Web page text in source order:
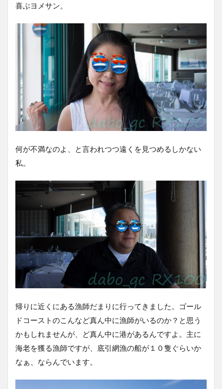
喜ぶヨメサン。
何が不満なのよ、と言われつつ遠くを見つめるしかない
私。
帰りに近くにある漁師だまりに行ってきました。ゴール
ドコーストのこんなど真ん中に漁師がいるのか？と思う
かもしれませんが、ど真ん中に港があるんですよ。主に
海老を獲る漁師ですが、底引網漁の船が１０隻ぐらいか
なぁ、ならんでいます。